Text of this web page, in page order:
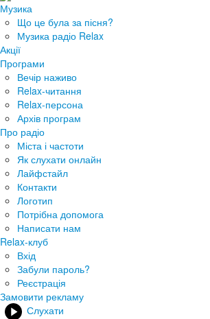
Музика
Що це була за пісня?
Музика радіо Relax
Акції
Програми
Вечір наживо
Relax-читання
Relax-персона
Архів програм
Про радіо
Міста і частоти
Як слухати онлайн
Лайфстайл
Контакти
Логотип
Потрібна допомога
Написати нам
Relax-клуб
Вхід
Забули пароль?
Реєстрація
Замовити рекламу
Слухати